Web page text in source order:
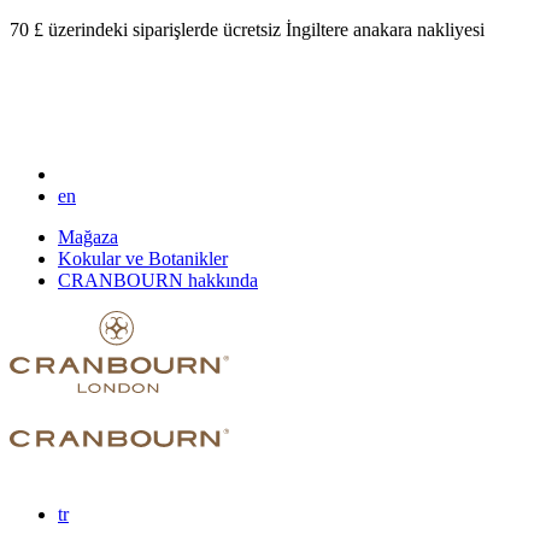
70 £ üzerindeki siparişlerde ücretsiz İngiltere anakara nakliyesi
en
Mağaza
Kokular ve Botanikler
CRANBOURN hakkında
tr